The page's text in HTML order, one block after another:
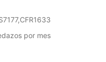
por mes